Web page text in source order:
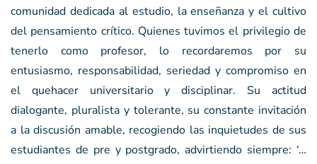
comunidad dedicada al estudio, la enseñanza y el cultivo
del pensamiento crítico. Quienes tuvimos el privilegio de
tenerlo como profesor, lo recordaremos por su
entusiasmo, responsabilidad, seriedad y compromiso en
el quehacer universitario y disciplinar. Su actitud
dialogante, pluralista y tolerante, su constante invitación
a la discusión amable, recogiendo las inquietudes de sus
estudiantes de pre y postgrado, advirtiendo siempre: ‘…